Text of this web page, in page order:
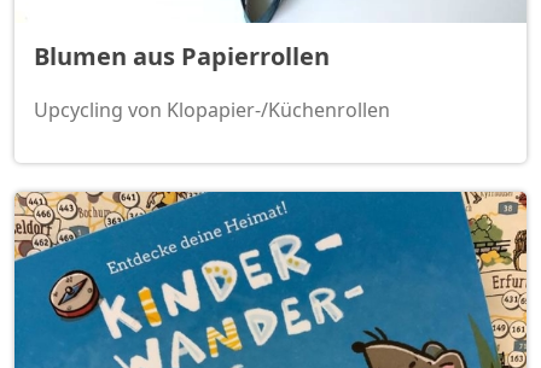
Blumen aus Papierrollen
Upcycling von Klopapier-/Küchenrollen